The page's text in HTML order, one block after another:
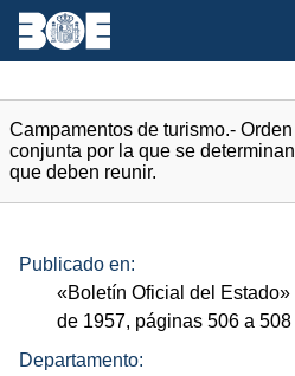
Campamentos de turismo.-
conjunta por la que se
que deben reunir.
Publicado en:
«Boletín Oficial del Estado»
de 1957, páginas 506 a 508
Departamento: